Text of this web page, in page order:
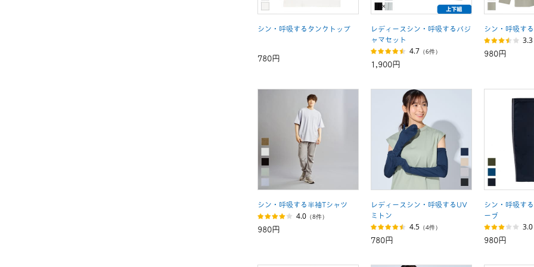
シン・呼吸するタンクトップ
780円
レディースシン・呼吸するパジ
ャマセット
4.7 （6件）
1,900円
シン・呼吸す
3.3
980円
シン・呼吸する半袖Tシャツ
4.0 （8件）
980円
レディースシン・呼吸するUV
ミトン
4.5 （4件）
780円
シン・呼吸す
ーブ
3.0
980円